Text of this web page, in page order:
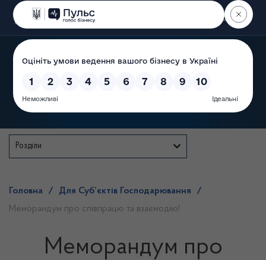
Пошук
Розділи
Головна / Для Суб’єктів Господарювання
/
Меморандум про співпрацю та взаємодію!
Меморандум про